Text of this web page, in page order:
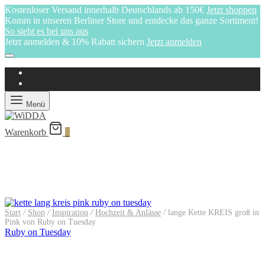
Kostenloser Versand innerhalb Deutschlands ab 150€ Jetzt shoppen
Komm in unseren Berliner Store und entdecke das ganze Sortiment!
So sieht es bei uns aus
Jetzt anmelden & 10% Rabatt sichern Jetzt anmelden
Menü
Warenkorb
Start / Shop / Inspiration / Hochzeit & Anlässe /lange Kette KREIS groß in
Pink von Ruby on Tuesday
Ruby on Tuesday